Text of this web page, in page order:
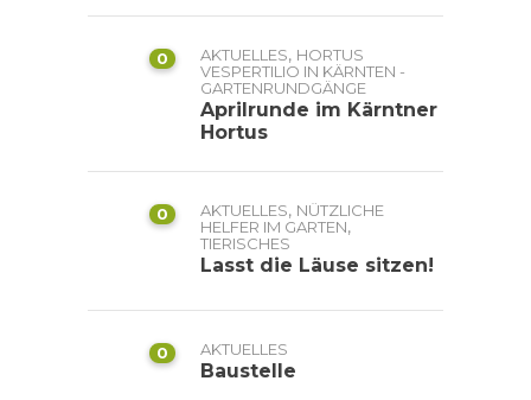
0 AKTUELLES, HORTUS
VESPERTILIO IN KÄRNTEN -
GARTENRUNDGÄNGE
Aprilrunde im Kärntner
Hortus
0 AKTUELLES, NÜTZLICHE
HELFER IM GARTEN,
TIERISCHES
Lasst die Läuse sitzen!
0 AKTUELLES
Baustelle